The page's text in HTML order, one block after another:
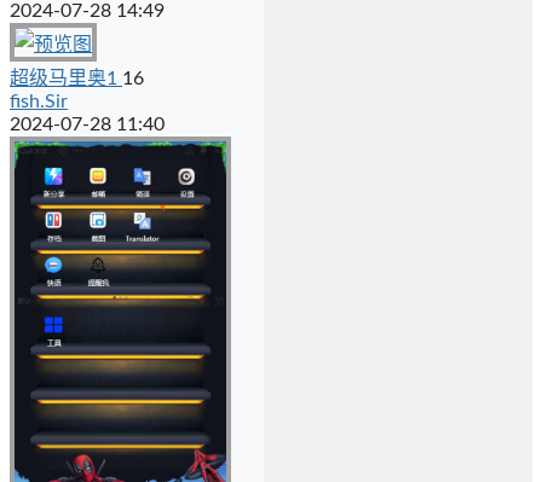
2024-07-28 14:49
超级马里奥1 16
fish.Sir
2024-07-28 11:40